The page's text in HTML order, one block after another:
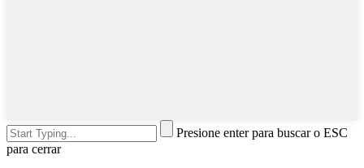
Presione enter para buscar o ESC
para cerrar